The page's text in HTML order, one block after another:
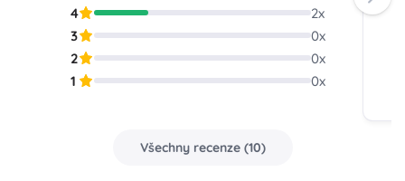
4
2x
3
0x
2
0x
1
0x
Všechny recenze(10)